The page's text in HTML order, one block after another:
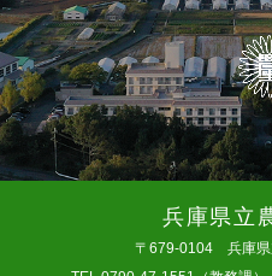
兵庫県立
〒679-0104 兵庫県